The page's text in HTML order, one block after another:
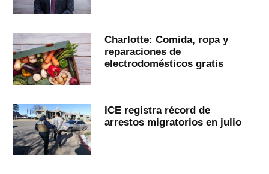
Charlotte: Comida, ropa y
reparaciones de
electrodomésticos gratis
ICE registra récord de
arrestos migratorios en julio